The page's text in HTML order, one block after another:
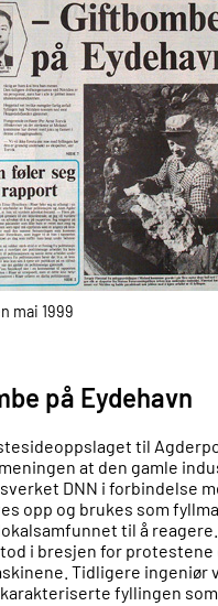
mai 1999
på Eydehavn
til
at den gamle
DNN i forbindelse
opp og brukes som
til å
i bresjen for
Tidligere ingeniør
fyllingen